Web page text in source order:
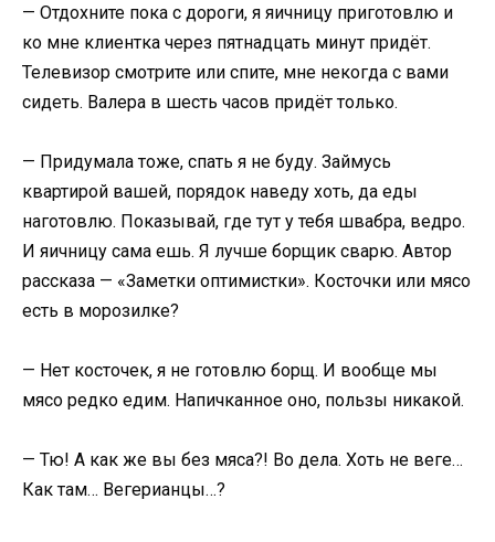
— Отдохните пока с дороги, я яичницу приготовлю и
ко мне клиентка через пятнадцать минут придёт.
Телевизор смотрите или спите, мне некогда с вами
сидеть. Валера в шесть часов придёт только.
— Придумала тоже, спать я не буду. Займусь
квартирой вашей, порядок наведу хоть, да еды
наготовлю. Показывай, где тут у тебя швабра, ведро.
И яичницу сама ешь. Я лучше борщик сварю. Автор
рассказа — «Заметки оптимистки». Косточки или мясо
есть в морозилке?
— Нет косточек, я не готовлю борщ. И вообще мы
мясо редко едим. Напичканное оно, пользы никакой.
— Тю! А как же вы без мяса?! Во дела. Хоть не веге…
Как там… Вегерианцы…?